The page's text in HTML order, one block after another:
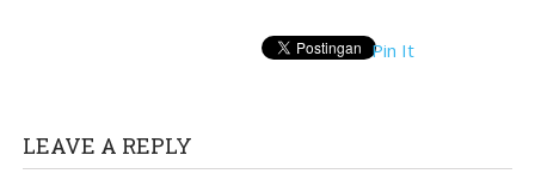
Pin It
LEAVE A REPLY